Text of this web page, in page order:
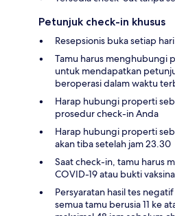
Petunjuk check-in khusus
Resepsionis buka setiap
Tamu harus menghubungi
untuk mendapatkan
beroperasi dalam waktu
Harap hubungi properti
prosedur check-in Anda
Harap hubungi properti
akan tiba setelah jam 23.30
Saat check-in, tamu harus
COVID-19 atau bukti
Persyaratan hasil tes
semua tamu berusia 11 ke